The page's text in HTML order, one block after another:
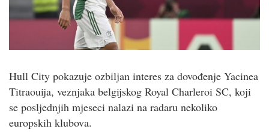
Hull City pokazuje ozbiljan interes za dovođenje Yacinea
Titraouija, veznjaka belgijskog Royal Charleroi SC, koji
se posljednjih mjeseci nalazi na radaru nekoliko
europskih klubova.